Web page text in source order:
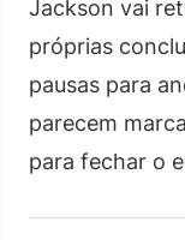
Jackson vai
próprias
pausas para
parecem
para fechar o